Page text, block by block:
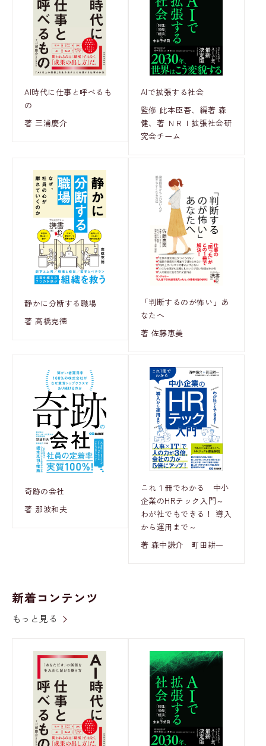
AI時代に仕事と呼べるも
の
著 三浦慶介
AIで拡張する社会
監修 此本臣吾、編著 森
健、著 ＮＲＩ拡張社会研
究会チーム
静かに分断する職場
著 高橋克徳
「判断するのが怖い」あ
なたへ
著 佐藤恵美
奇跡の会社
著 那波和夫
これ１冊でわかる 中小
企業のHRテック入門～
わが社でもできる！ 導入
から運用まで～
著 森中謙介 町田耕一
新着コンテンツ
もっと見る